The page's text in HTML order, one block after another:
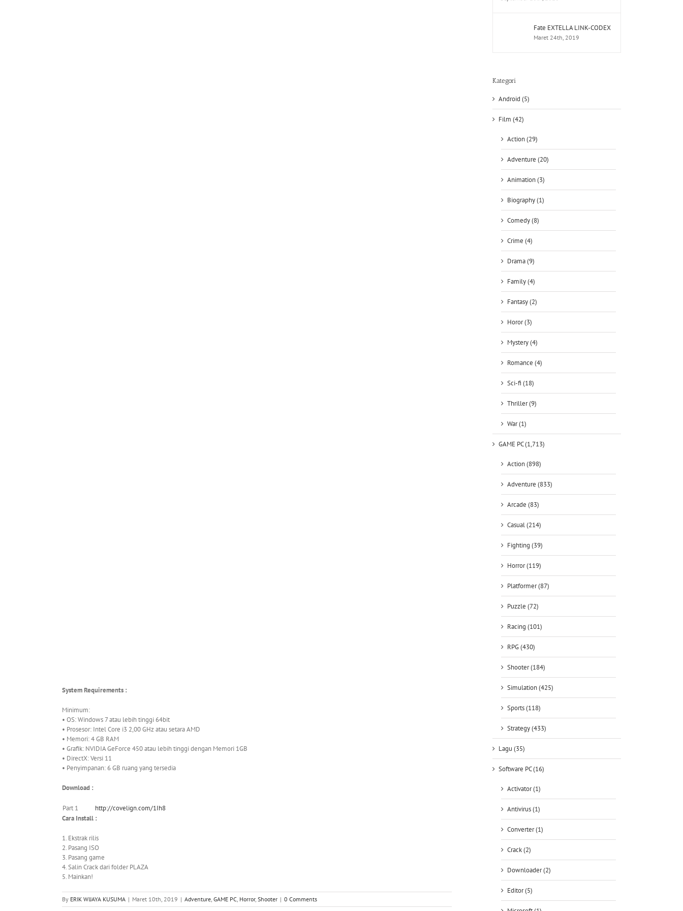
System Requirements :
Minimum:
• OS: Windows 7 atau lebih tinggi 64bit
• Prosesor: Intel Core i3 2,00 GHz atau setara AMD
• Memori: 4 GB RAM
• Grafik: NVIDIA GeForce 450 atau lebih tinggi dengan Memori 1GB
• DirectX: Versi 11
• Penyimpanan: 6 GB ruang yang tersedia
Download :
Part 1
http://covelign.com/1Ih8
Cara Install :
1. Ekstrak rilis
2. Pasang ISO
3. Pasang game
4. Salin Crack dari folder PLAZA
5. Mainkan!
By ERIK WIJAYA KUSUMA | Maret 10th, 2019 | Adventure, GAME PC, Horror, Shooter | 0 Comments
Fate EXTELLA LINK-CODEX
Maret 24th, 2019
Kategori
Android (5)
Film (42)
Action (29)
Adventure (20)
Animation (3)
Biography (1)
Comedy (8)
Crime (4)
Drama (9)
Family (4)
Fantasy (2)
Horor (3)
Mystery (4)
Romance (4)
Sci-fi (18)
Thriller (9)
War (1)
GAME PC (1,713)
Action (898)
Adventure (833)
Arcade (83)
Casual (214)
Fighting (39)
Horror (119)
Platformer (87)
Puzzle (72)
Racing (101)
RPG (430)
Shooter (184)
Simulation (425)
Sports (118)
Strategy (433)
Lagu (35)
Software PC (16)
Activator (1)
Antivirus (1)
Converter (1)
Crack (2)
Downloader (2)
Editor (5)